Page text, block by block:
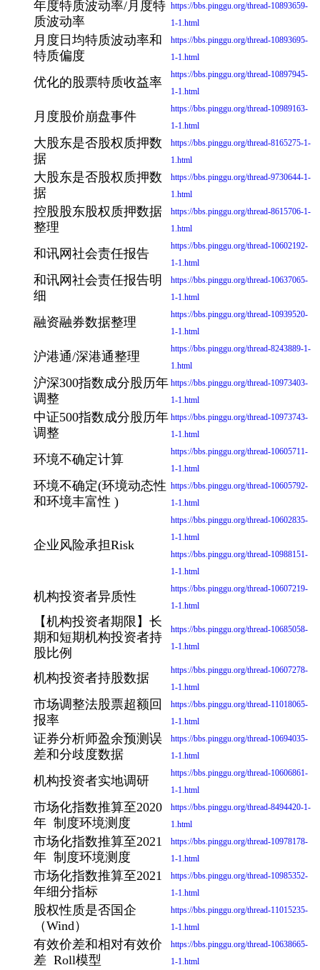
年度特质波动率/月度特
质波动率
https://bbs.pinggu.org/thread-10893659-
1-1.html
月度日均特质波动率和
特质偏度
https://bbs.pinggu.org/thread-10893695-
1-1.html
优化的股票特质收益率
https://bbs.pinggu.org/thread-10897945-
1-1.html
月度股价崩盘事件
https://bbs.pinggu.org/thread-10989163-
1-1.html
大股东是否股权质押数
据
https://bbs.pinggu.org/thread-8165275-1-
1.html
大股东是否股权质押数
据
https://bbs.pinggu.org/thread-9730644-1-
1.html
控股股东股权质押数据
整理
https://bbs.pinggu.org/thread-8615706-1-
1.html
和讯网社会责任报告
https://bbs.pinggu.org/thread-10602192-
1-1.html
和讯网社会责任报告明
细
https://bbs.pinggu.org/thread-10637065-
1-1.html
融资融券数据整理
https://bbs.pinggu.org/thread-10939520-
1-1.html
沪港通/深港通整理
https://bbs.pinggu.org/thread-8243889-1-
1.html
沪深300指数成分股历年
调整
https://bbs.pinggu.org/thread-10973403-
1-1.html
中证500指数成分股历年
调整
https://bbs.pinggu.org/thread-10973743-
1-1.html
环境不确定计算
https://bbs.pinggu.org/thread-10605711-
1-1.html
环境不确定(环境动态性
和环境丰富性 )
https://bbs.pinggu.org/thread-10605792-
1-1.html
企业风险承担Risk
https://bbs.pinggu.org/thread-10602835-
1-1.html
https://bbs.pinggu.org/thread-10988151-
1-1.html
机构投资者异质性
https://bbs.pinggu.org/thread-10607219-
1-1.html
【机构投资者期限】长
期和短期机构投资者持
股比例
https://bbs.pinggu.org/thread-10685058-
1-1.html
机构投资者持股数据
https://bbs.pinggu.org/thread-10607278-
1-1.html
市场调整法股票超额回
报率
https://bbs.pinggu.org/thread-11018065-
1-1.html
证券分析师盈余预测误
差和分歧度数据
https://bbs.pinggu.org/thread-10694035-
1-1.html
机构投资者实地调研
https://bbs.pinggu.org/thread-10606861-
1-1.html
市场化指数推算至2020
年 制度环境测度
https://bbs.pinggu.org/thread-8494420-1-
1.html
市场化指数推算至2021
年 制度环境测度
https://bbs.pinggu.org/thread-10978178-
1-1.html
市场化指数推算至2021
年细分指标
https://bbs.pinggu.org/thread-10985352-
1-1.html
股权性质是否国企
（Wind）
https://bbs.pinggu.org/thread-11015235-
1-1.html
有效价差和相对有效价
差 Roll模型
https://bbs.pinggu.org/thread-10638665-
1-1.html